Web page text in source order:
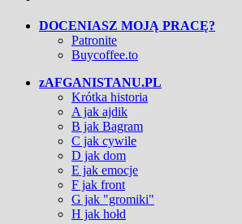
DOCENIASZ MOJĄ PRACĘ?
Patronite
Buycoffee.to
zAFGANISTANU.PL
Krótka historia
A jak ajdik
B jak Bagram
C jak cywile
D jak dom
E jak emocje
F jak front
G jak "gromiki"
H jak hołd